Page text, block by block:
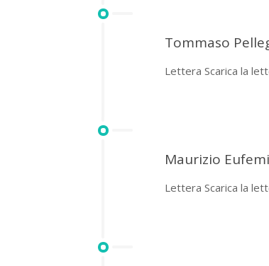
Tommaso
Lettera Scarica la
Maurizio
Lettera Scarica la